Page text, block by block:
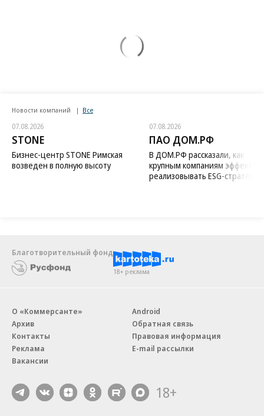
Новости компаний Все
07.08.2026
STONE
Бизнес-центр STONE Римская
возведен в полную высоту
07.08.2026
ПАО ДОМ.РФ
В ДОМ.РФ рассказали, как
крупным компаниям
реализовывать ESG-стратегию
Благотворительный фонд
18+ реклама
О «Коммерсанте»
Архив
Контакты
Реклама
Вакансии
Android
Обратная связь
Правовая информация
E-mail рассылки
18+